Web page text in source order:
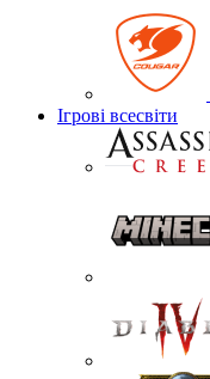
Ігрові всесвіти